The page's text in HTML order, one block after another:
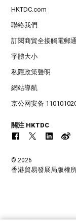
HKTDC.com
聯絡我們
訂閱商貿全接觸電郵
字體大小
私隱政策聲明
網站導航
京公网安备
關注 HKTDC
© 2026
香港貿易發展局版權